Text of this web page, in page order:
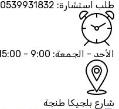
طلب استشارة: 0539931832
الأحد - الجمعة: 9:00 - 15:00
شارع بلجيكا طنجة